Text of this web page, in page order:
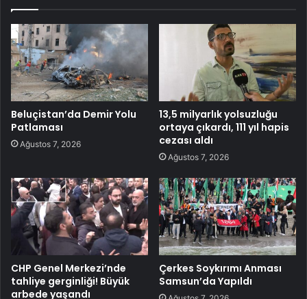
Beluçistan’da Demir Yolu
Patlaması
Ağustos 7, 2026
13,5 milyarlık yolsuzluğu
ortaya çıkardı, 111 yıl hapis
cezası aldı
Ağustos 7, 2026
CHP Genel Merkezi’nde
tahliye gerginliği! Büyük
arbede yaşandı
Çerkes Soykırımı Anması
Samsun’da Yapıldı